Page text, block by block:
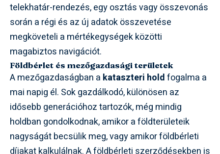
telekhatár-rendezés, egy osztás vagy összevonás
során a régi és az új adatok összevetése
megköveteli a mértékegységek közötti
magabiztos navigációt.
Földbérlet és mezőgazdasági területek
A mezőgazdaságban a kataszteri holdfogalma a
mai napig él. Sok gazdálkodó, különösen az
idősebb generációhoz tartozók, még mindig
holdban gondolkodnak, amikor a földterületeik
nagyságát becsülik meg, vagy amikor földbérleti
díjakat kalkulálnak. A földbérleti szerződésekben is